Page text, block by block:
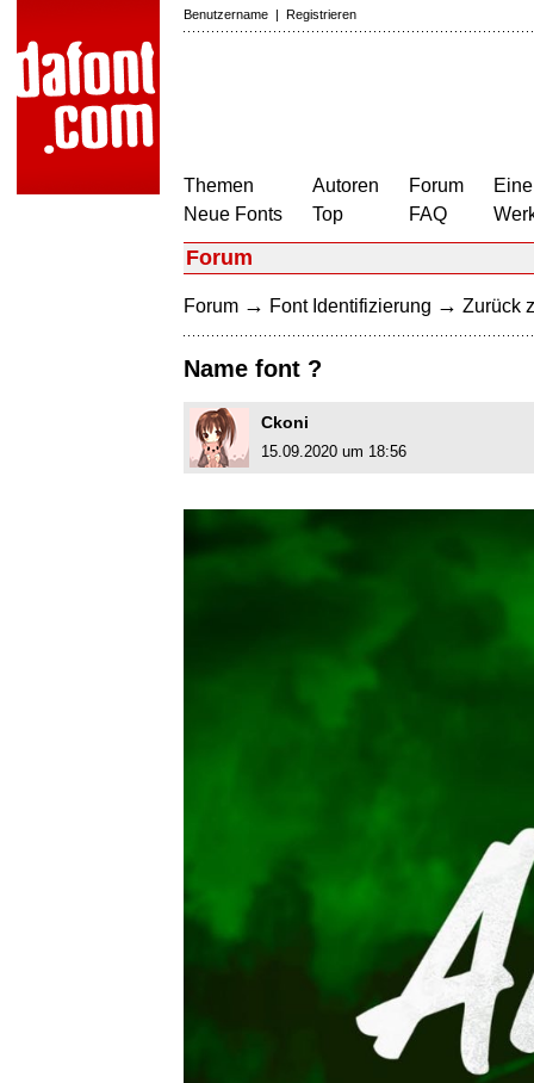
Benutzername | Registrieren
Themen
Neue Fonts
Autoren
Top
Forum
FAQ
Forum
Forum → Font Identifizierung → Zurück
Name font ?
Ckoni
15.09.2020 um 18:56